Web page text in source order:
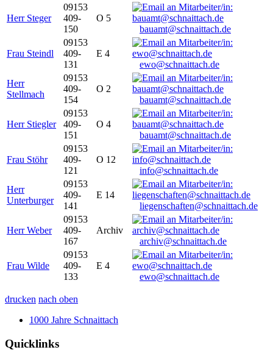
Herr Steger
09153
409-
150
O 5
bauamt@schnaittach.de
Frau Steindl
09153
409-
131
E 4
ewo@schnaittach.de
Herr
Stellmach
09153
409-
154
O 2
bauamt@schnaittach.de
Herr Stiegler
09153
409-
151
O 4
bauamt@schnaittach.de
Frau Stöhr
09153
409-
121
O 12
info@schnaittach.de
Herr
Unterburger
09153
409-
141
E 14
liegenschaften@schnaittach.de
Herr Weber
09153
409-
167
Archiv
archiv@schnaittach.de
Frau Wilde
09153
409-
133
E 4
ewo@schnaittach.de
drucken nach oben
1000 Jahre Schnaittach
Quicklinks